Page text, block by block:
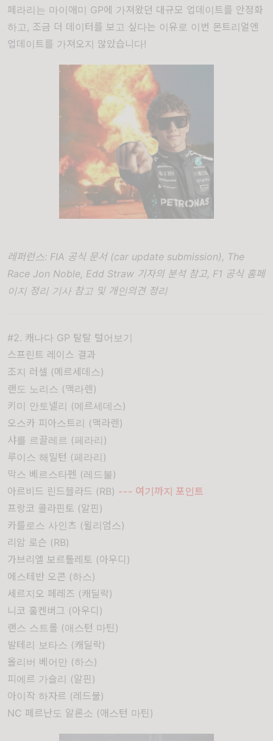
페라리는 마이애미 GP에 가져왔던 대규모 업데이트를 안정화
하고, 조금 더 데이터를 보고 싶다는 이유로 이번 몬트리얼엔
업데이트를 가져오지 않았습니다!
레퍼런스: FIA 공식 문서 (car update submission), The
Race Jon Noble, Edd Straw 기자의 분석 참고, F1 공식 홈페
이지 정리 기사 참고 및 개인의견 정리
#2. 캐나다 GP 탈탈 털어보기
스프린트 레이스 결과
조지 러셀 (메르세데스)
랜도 노리스 (맥라렌)
키미 안토넬리 (메르세데스)
오스카 피아스트리 (맥라렌)
샤를 르끌레르 (페라리)
루이스 해밀턴 (페라리)
막스 베르스타펜 (레드불)
아르비드 린드블라드 (RB) --- 여기까지 포인트
프랑코 콜라핀토 (알핀)
카를로스 사인츠 (윌리엄스)
리암 로슨 (RB)
가브리엘 보르톨레토 (아우디)
에스테반 오콘 (하스)
세르지오 페레즈 (캐딜락)
니코 훌켄버그 (아우디)
랜스 스트롤 (애스턴 마틴)
발테리 보타스 (캐딜락)
올리버 베어만 (하스)
피에르 가슬리 (알핀)
아이작 하자르 (레드불)
NC 페르난도 알론소 (애스턴 마틴)